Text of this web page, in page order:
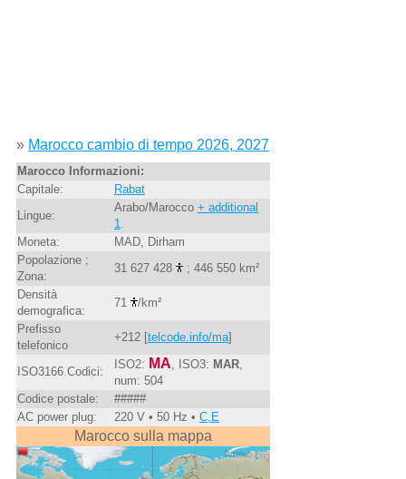
» Marocco cambio di tempo 2026, 2027
Marocco Informazioni:
Capitale:
Rabat
Lingue:
Arabo/Marocco + additional
1
Moneta:
MAD, Dirham
Popolazione ;
Zona:
31 627 428
; 446 550 km²
Densità
demografica:
71
/km²
Prefisso
telefonico
+212 [telcode.info/ma]
ISO3166 Codici:
ISO2: MA , ISO3: MAR,
num: 504
Codice postale:
#####
AC power plug:
220 V • 50 Hz • C,E
Marocco sulla mappa